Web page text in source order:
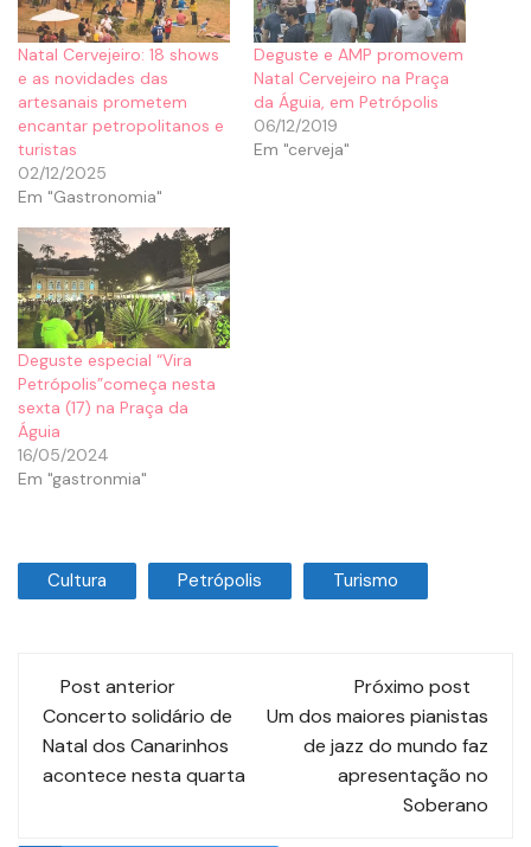
Natal Cervejeiro: 18 shows
e as novidades das
artesanais prometem
encantar petropolitanos e
turistas
02/12/2025
Em "Gastronomia"
Deguste e AMP promovem
Natal Cervejeiro na Praça
da Águia, em Petrópolis
06/12/2019
Em "cerveja"
Deguste especial “Vira
Petrópolis”começa nesta
sexta (17) na Praça da
Águia
16/05/2024
Em "gastronmia"
Cultura Petrópolis Turismo
Post anterior
Concerto solidário de
Natal dos Canarinhos
acontece nesta quarta
Próximo post
Um dos maiores pianistas
de jazz do mundo faz
apresentação no
Soberano